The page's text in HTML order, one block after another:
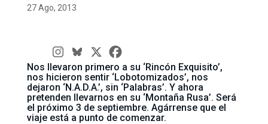
27 Ago, 2013
Nos llevaron primero a su ‘Rincón Exquisito’,
nos hicieron sentir ‘Lobotomizados’, nos
dejaron ‘N.A.D.A.’, sin ‘Palabras’. Y ahora
pretenden llevarnos en su ‘Montaña Rusa’. Será
el próximo 3 de septiembre. Agárrense que el
viaje está a punto de comenzar.